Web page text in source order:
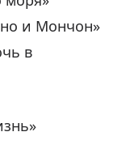
и Мончон»
в